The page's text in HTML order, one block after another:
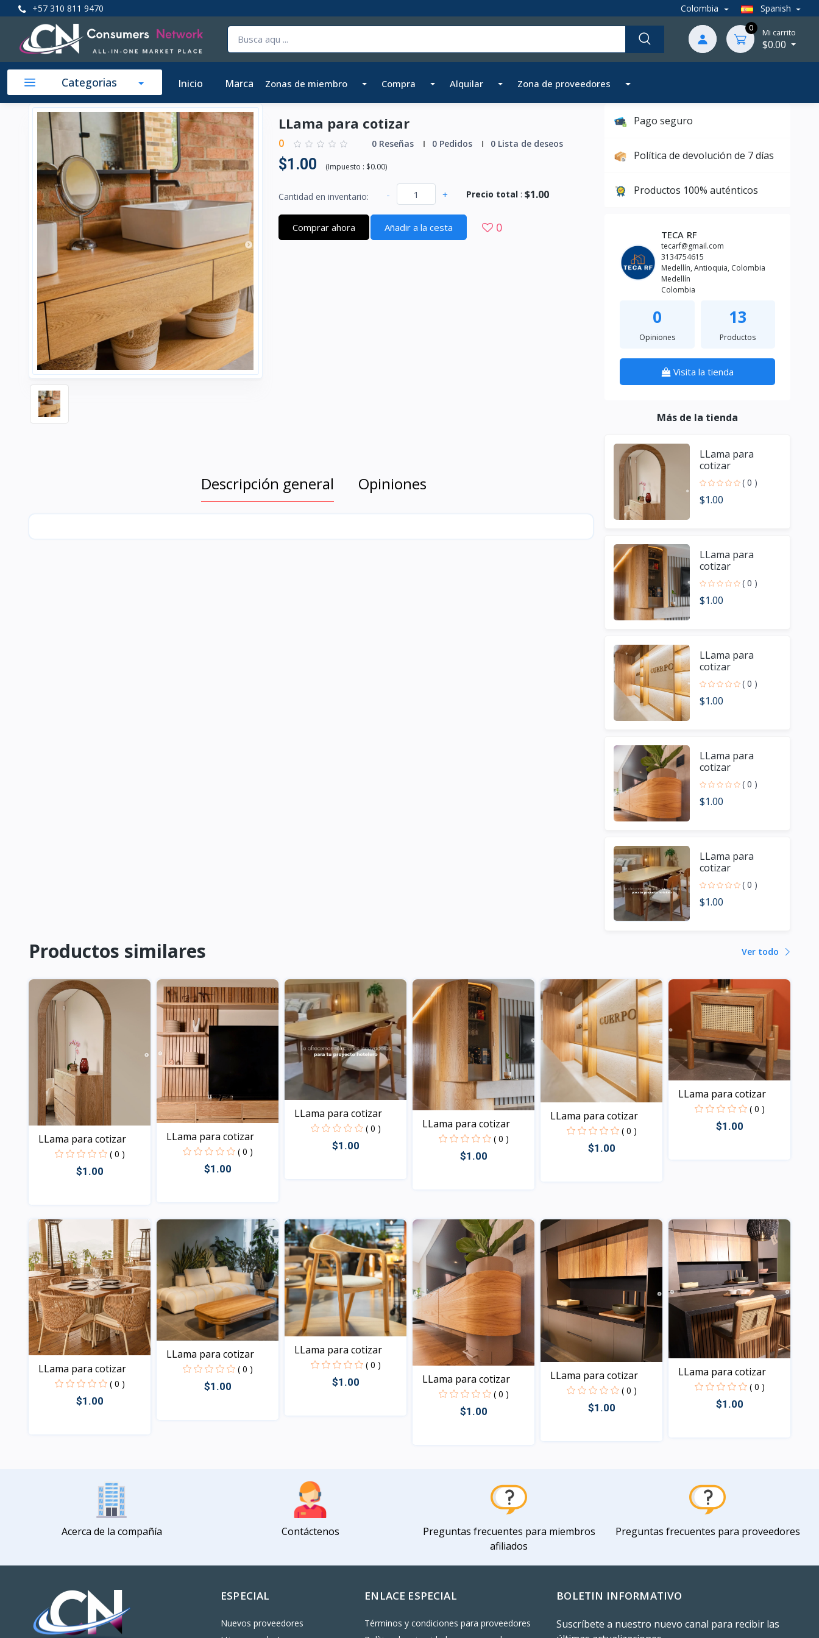
+57 310 811 9470 Colombia Spanish
0 Mi carrito
$0.00
Categorias Inicio Marca Zonas de miembro Compra Alquilar Zona de proveedores
LLama para cotizar
0 0 Reseñas 0 Pedidos 0 Lista de deseos
$1.00 (Impuesto : $0.00)
Cantidad en inventario: - + Precio total: $1.00
Comprar ahora Añadir a la cesta 0
Descripción general Opiniones
Pago seguro
Política de devolución de 7 días
Productos 100% auténticos
TECA RF
tecarf@gmail.com
3134754615
Medellín, Antioquia, Colombia
Medellín
Colombia
0
Opiniones
13
Productos
Visita la tienda
Más de la tienda
LLama para
cotizar
( 0 )
$1.00
LLama para
cotizar
( 0 )
$1.00
LLama para
cotizar
( 0 )
$1.00
LLama para
cotizar
( 0 )
$1.00
LLama para
cotizar
( 0 )
$1.00
Productos similares Ver todo
LLama para cotizar
( 0 )
$1.00
LLama para cotizar
( 0 )
$1.00
LLama para cotizar
( 0 )
$1.00
LLama para cotizar
( 0 )
$1.00
LLama para cotizar
( 0 )
$1.00
LLama para cotizar
( 0 )
$1.00
LLama para cotizar
( 0 )
$1.00
LLama para cotizar
( 0 )
$1.00
LLama para cotizar
( 0 )
$1.00 LLama para cotizar
( 0 )
$1.00
LLama para cotizar
( 0 )
$1.00
LLama para cotizar
( 0 )
$1.00
Acerca de la compañía Contáctenos
Preguntas frecuentes para miembros
afiliados
Preguntas frecuentes para proveedores
ESPECIAL
Nuevos proveedores
ENLACE ESPECIAL
Términos y condiciones para proveedores
BOLETIN INFORMATIVO
Suscríbete a nuestro nuevo canal para recibir las